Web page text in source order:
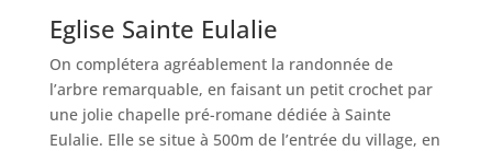
Eglise Sainte Eulalie
On complétera agréablement la randonnée de
l’arbre remarquable, en faisant un petit crochet par
une jolie chapelle pré-romane dédiée à Sainte
Eulalie. Elle se situe à 500m de l’entrée du village, en